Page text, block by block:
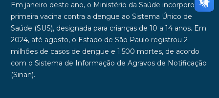
Em janeiro deste ano, o Ministério da Saúde incorporou a
primeira vacina contra a dengue ao Sistema Único de
Saúde (SUS), designada para crianças de 10 a 14 anos. Em
2024, até agosto, o Estado de São Paulo registrou 2
milhões de casos de dengue e 1.500 mortes, de acordo
com o Sistema de Informação de Agravos de Notificação
(Sinan).